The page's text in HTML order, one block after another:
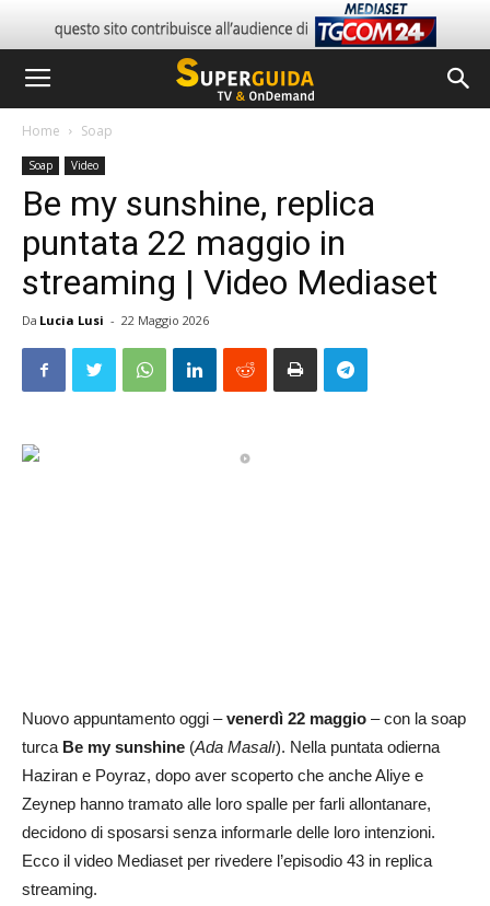
Home Soap
Soap Video
Be my sunshine, replica
puntata 22 maggio in
streaming | Video Mediaset
Da Lucia Lusi - 22 Maggio 2026
Nuovo appuntamento oggi –venerdì 22 maggio – con la soap
turca Be my sunshine (Ada Masalı). Nella puntata odierna
Haziran e Poyraz, dopo aver scoperto che anche Aliye e
Zeynep hanno tramato alle loro spalle per farli allontanare,
decidono di sposarsi senza informarle delle loro intenzioni.
Ecco il video Mediaset per rivedere l’episodio 43 in replica
streaming.